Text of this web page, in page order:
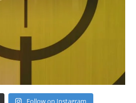
Follow on Instagram